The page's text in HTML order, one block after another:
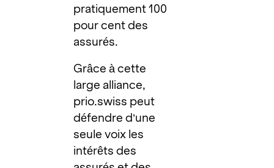
pratiquement 100
pour cent des
assurés.
Grâce à cette
large alliance,
prio.swiss peut
défendre d’une
seule voix les
intérêts des